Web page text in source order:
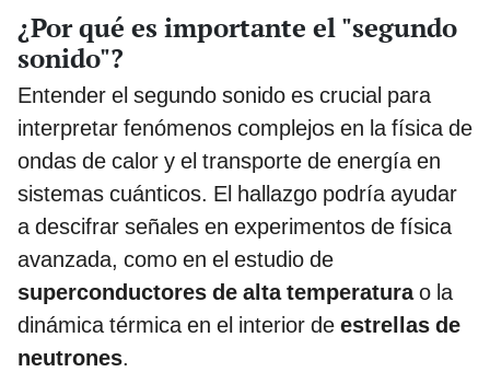
¿Por qué es importante el "segundo
sonido"?
Entender el segundo sonido es crucial para
interpretar fenómenos complejos en la física de
ondas de calor y el transporte de energía en
sistemas cuánticos. El hallazgo podría ayudar
a descifrar señales en experimentos de física
avanzada, como en el estudio de
superconductores de alta temperaturao la
dinámica térmica en el interior de estrellas de
neutrones.